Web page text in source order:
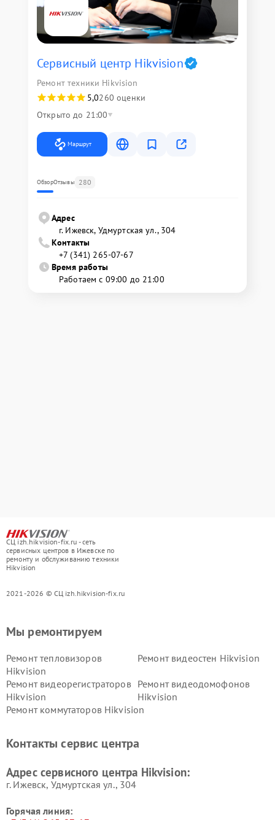
Сервисный центр Hikvision
Ремонт техники Hikvision
5,0260 оценки
Открыто до 21:00
Маршрут
ОбзорОтзывы 280
Адрес
г. Ижевск, Удмуртская ул., 304
Контакты
+7 (341) 265-07-67
Время работы
Работаем с 09:00 до 21:00
СЦ izh.hikvision-fix.ru - сеть
сервисных центров в Ижевске по
ремонту и обслуживанию техники
Hikvision
2021-2026 © СЦ izh.hikvision-fix.ru
Мы ремонтируем
Ремонт тепловизоров
Hikvision
Ремонт видеостен Hikvision
Ремонт видеорегистраторов
Hikvision
Ремонт видеодомофонов
Hikvision
Ремонт коммутаторов Hikvision
Контакты сервис центра
Адрес сервисного центра Hikvision:
г. Ижевск, Удмуртская ул., 304
Горячая линия: